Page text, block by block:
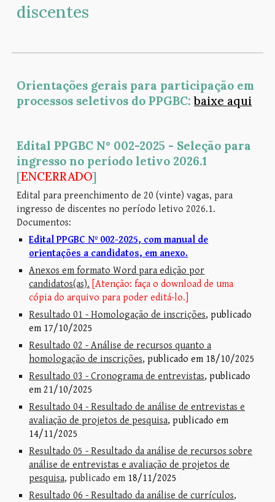
discentes
Orientações gerais para participação em
processos seletivos do PPGBC:baixe aqui
Edital PPGBC Nº 002-2025 - Seleção para
ingresso no período letivo 2026.1
[ENCERRADO]
Edital para preenchimento de 20 (vinte) vagas, para
ingresso de discentes no período letivo 2026.1.
Documentos:
Edital PPGBC Nº 002-2025, com manual de
orientações a candidatos, em anexo.
Anexos em formato Word para edição por
candidatos(as). [Atenção: faça o download de uma
cópia do arquivo para poder editá-lo.]
Resultado 01 - Homologação de inscrições, publicado
em 17/10/2025
Resultado 02 - Análise de recursos quanto a
homologação de inscrições, publicado em 18/10/2025
Resultado 03 - Cronograma de entrevistas, publicado
em 21/10/2025
Resultado 04 - Resultado de análise de entrevistas e
avaliação de projetos de pesquisa, publicado em
14/11/2025
Resultado 05 - Resultado da análise de recursos sobre
análise de entrevistas e avaliação de projetos de
pesquisa, publicado em 18/11/2025
Resultado 06 - Resultado da análise de currículos,